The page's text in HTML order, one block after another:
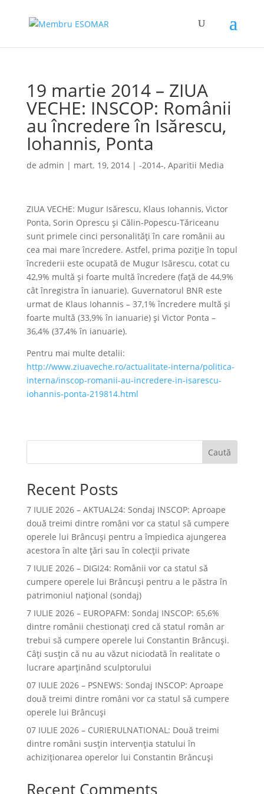
19 martie 2014 – ZIUA
VECHE: INSCOP: Românii
au încredere în Isărescu,
Iohannis, Ponta
de admin | mart. 19, 2014| -2014-, Aparitii Media
ZIUA VECHE: Mugur Isărescu, Klaus Iohannis, Victor
Ponta, Sorin Oprescu şi Călin-Popescu-Tăriceanu
sunt primele cinci personalităţi în care românii au
cea mai mare încredere. Astfel, prima poziţie în topul
încrederii este ocupată de Mugur Isărescu, cotat cu
42,9% multă şi foarte multă încredere (faţă de 44,9%
cât înregistra în ianuarie). Guvernatorul BNR este
urmat de Klaus Iohannis – 37,1% încredere multă şi
foarte multă (33,9% în ianuarie) şi Victor Ponta –
36,4% (37,4% în ianuarie).
Pentru mai multe detalii:
http://www.ziuaveche.ro/actualitate-interna/politica-
interna/inscop-romanii-au-incredere-in-isarescu-
iohannis-ponta-219814.html
Caută
Recent Posts
7 IULIE 2026 – AKTUAL24: Sondaj INSCOP: Aproape
două treimi dintre români vor ca statul să cumpere
operele lui Brâncuşi pentru a împiedica ajungerea
acestora în alte ţări sau în colecţii private
7 IULIE 2026 – DIGI24: Românii vor ca statul să
cumpere operele lui Brâncuși pentru a le păstra în
patrimoniul național (sondaj)
7 IULIE 2026 – EUROPAFM: Sondaj INSCOP: 65,6%
dintre românii chestionați cred că statul român ar
trebui să cumpere operele lui Constantin Brâncuși.
Câți susțin că nu au văzut niciodată în realitate o
lucrare aparținând sculptorului
07 IULIE 2026 – PSNEWS: Sondaj INSCOP: Aproape
două treimi dintre români vor ca statul să cumpere
operele lui Brâncuși
07 IULIE 2026 – CURIERULNATIONAL: Două treimi
dintre români susțin intervenția statului în
achiziționarea operelor lui Constantin Brâncuși
Recent Comments